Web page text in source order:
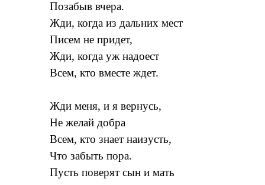
Позабыв вчера.
Жди, когда из дальних мест
Писем не придет,
Жди, когда уж надоест
Всем, кто вместе ждет.
Жди меня, и я вернусь,
Не желай добра
Всем, кто знает наизусть,
Что забыть пора.
Пусть поверят сын и мать